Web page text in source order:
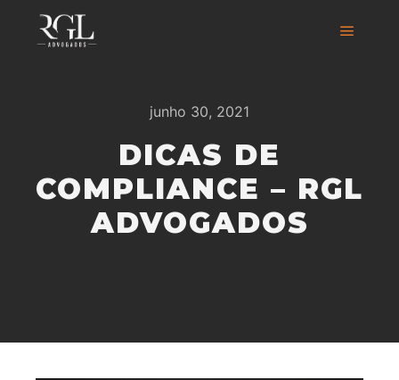
junho 30, 2021
DICAS DE
COMPLIANCE – RGL
ADVOGADOS